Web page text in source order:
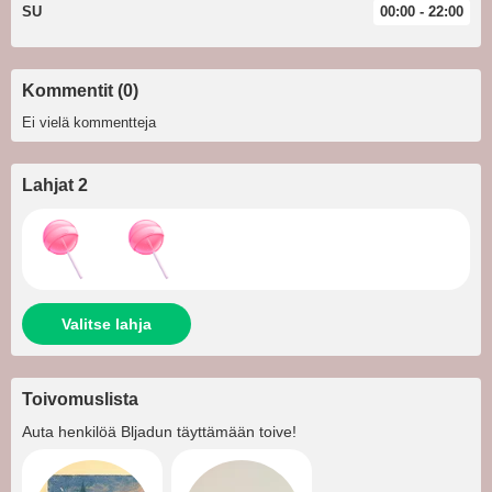
SU 00:00 - 22:00
Kommentit (0)
Ei vielä kommentteja
Lahjat 2
Valitse lahja
Toivomuslista
Auta henkilöä Bljadun täyttämään toive!